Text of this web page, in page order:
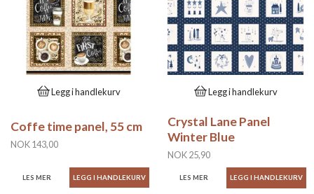
Legg i handlekurv
Coffe time panel, 55 cm
NOK 143,00
LES MER
Legg i handlekurv
Crystal Lane Panel
Winter Blue
NOK 25,90
LES MER